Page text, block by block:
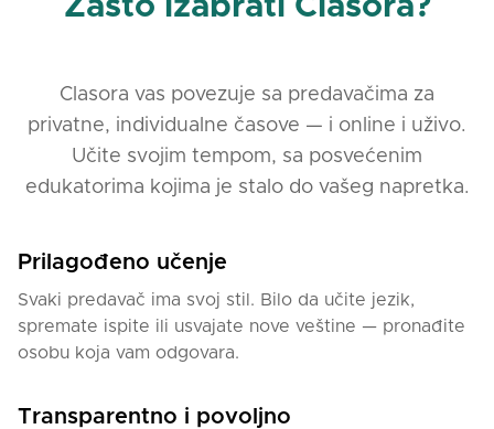
Zašto izabrati Clasora?
Clasora vas povezuje sa predavačima za
privatne, individualne časove — i online i uživo.
Učite svojim tempom, sa posvećenim
edukatorima kojima je stalo do vašeg napretka.
Prilagođeno učenje
Svaki predavač ima svoj stil. Bilo da učite jezik,
spremate ispite ili usvajate nove veštine — pronađite
osobu koja vam odgovara.
Transparentno i povoljno